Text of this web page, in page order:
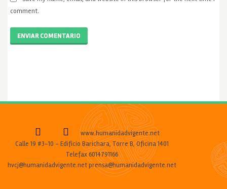
comment.
ENVIAR COMENTARIO
www.humanidadvigente.net
Calle 19 #3-10 - Edificio Barichara, Torre B, Oficina 1401
Telefax 6014791166
hvcj@humanidadvigente.net prensa@humanidadvigente.net